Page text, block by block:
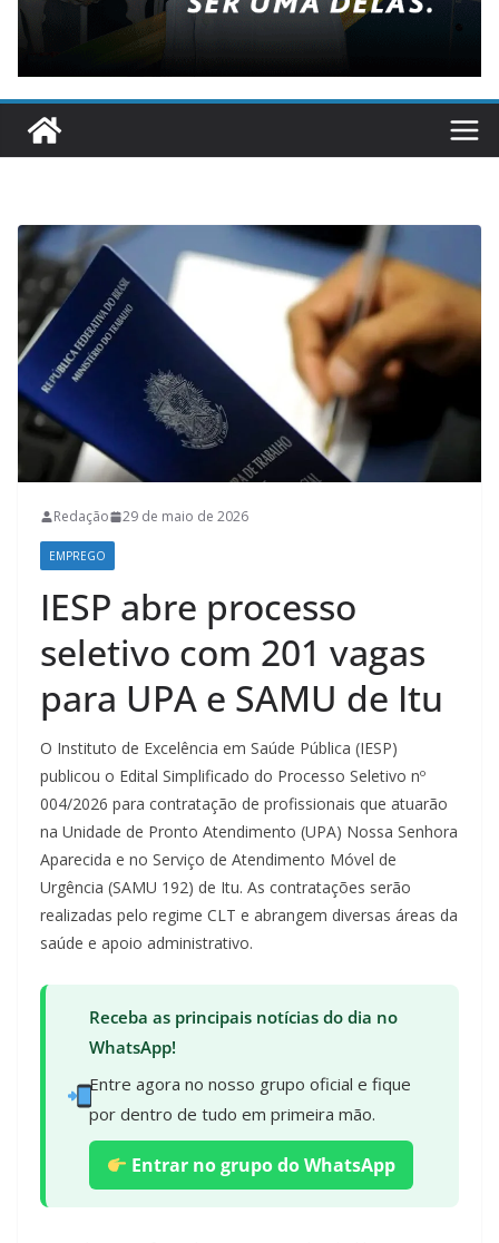
Redação 29 de maio de 2026
EMPREGO
IESP abre processo
seletivo com 201 vagas
para UPA e SAMU de Itu
O Instituto de Excelência em Saúde Pública (IESP)
publicou o Edital Simplificado do Processo Seletivo nº
004/2026 para contratação de profissionais que atuarão
na Unidade de Pronto Atendimento (UPA) Nossa Senhora
Aparecida e no Serviço de Atendimento Móvel de
Urgência (SAMU 192) de Itu. As contratações serão
realizadas pelo regime CLT e abrangem diversas áreas da
saúde e apoio administrativo.
Receba as principais notícias do dia no
WhatsApp!
Entre agora no nosso grupo oficial e fique
por dentro de tudo em primeira mão.
Entrar no grupo do WhatsApp